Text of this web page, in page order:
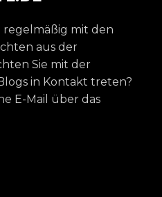
mit den
aus der
Sie mit der
in Kontakt treten?
E-Mail über das